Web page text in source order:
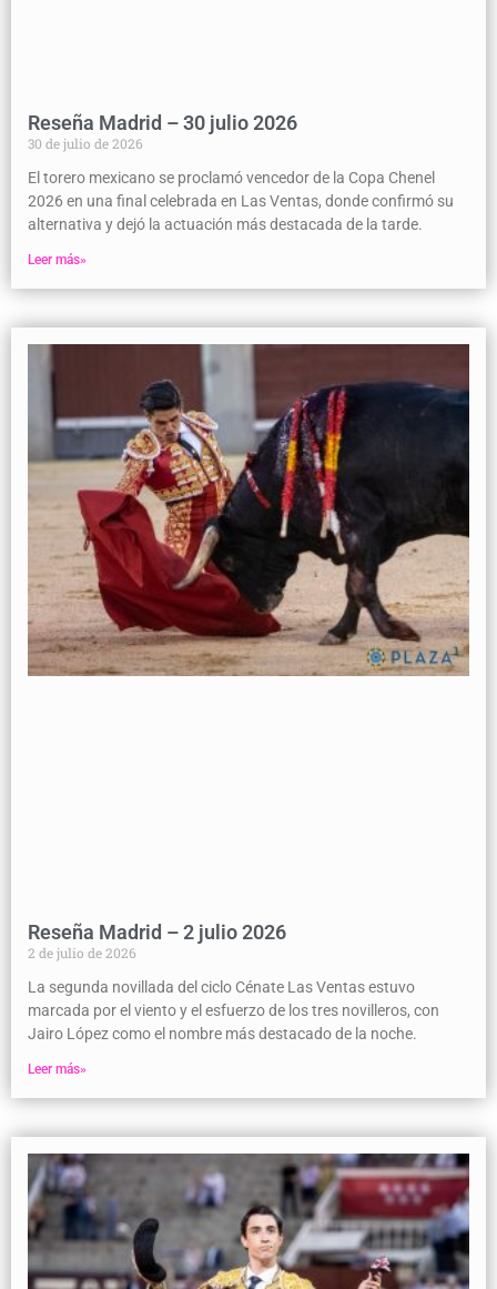
Reseña Madrid – 30 julio 2026
30 de julio de 2026
El torero mexicano se proclamó vencedor de la Copa Chenel
2026 en una final celebrada en Las Ventas, donde confirmó su
alternativa y dejó la actuación más destacada de la tarde.
Leer más»
Reseña Madrid – 2 julio 2026
2 de julio de 2026
La segunda novillada del ciclo Cénate Las Ventas estuvo
marcada por el viento y el esfuerzo de los tres novilleros, con
Jairo López como el nombre más destacado de la noche.
Leer más»